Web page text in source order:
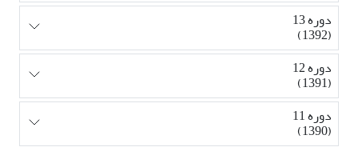
دوره 13
(1392)
دوره 12
(1391)
دوره 11
(1390)